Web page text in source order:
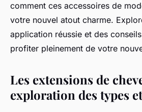
comment ces accessoires de
votre nouvel atout charme.
application réussie et des
profiter pleinement de votre
Les extensions de
exploration des types